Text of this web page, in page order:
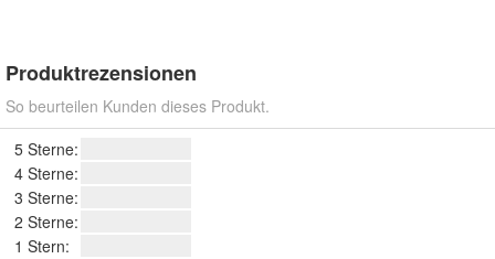
Produktrezensionen
So beurteilen Kunden dieses Produkt.
5 Sterne:
4 Sterne:
3 Sterne:
2 Sterne:
1 Stern: